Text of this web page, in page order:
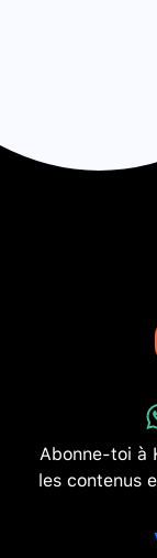
Abonne-toi à
les contenus